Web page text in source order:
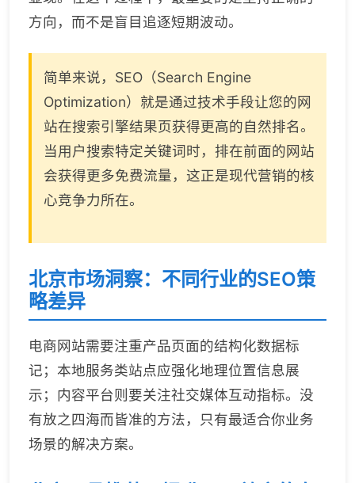
方向，而不是盲目追逐短期波动。
简单来说，SEO（Search Engine
Optimization）就是通过技术手段让您的网
站在搜索引擎结果页获得更高的自然排名。
当用户搜索特定关键词时，排在前面的网站
会获得更多免费流量，这正是现代营销的核
心竞争力所在。
北京市场洞察：不同行业的SEO策
略差异
电商网站需要注重产品页面的结构化数据标
记；本地服务类站点应强化地理位置信息展
示；内容平台则要关注社交媒体互动指标。没
有放之四海而皆准的方法，只有最适合你业务
场景的解决方案。